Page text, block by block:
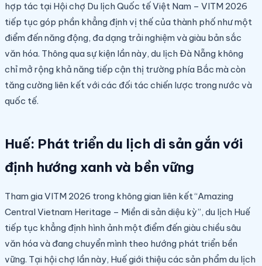
hợp tác tại Hội chợ Du lịch Quốc tế Việt Nam – VITM 2026
tiếp tục góp phần khẳng định vị thế của thành phố như một
điểm đến năng động, đa dạng trải nghiệm và giàu bản sắc
văn hóa. Thông qua sự kiện lần này, du lịch Đà Nẵng không
chỉ mở rộng khả năng tiếp cận thị trường phía Bắc mà còn
tăng cường liên kết với các đối tác chiến lược trong nước và
quốc tế.
Huế: Phát triển du lịch di sản gắn với
định hướng xanh và bền vững
Tham gia VITM 2026 trong không gian liên kết “Amazing
Central Vietnam Heritage – Miền di sản diệu kỳ”, du lịch Huế
tiếp tục khẳng định hình ảnh một điểm đến giàu chiều sâu
văn hóa và đang chuyển mình theo hướng phát triển bền
vững. Tại hội chợ lần này, Huế giới thiệu các sản phẩm du lịch